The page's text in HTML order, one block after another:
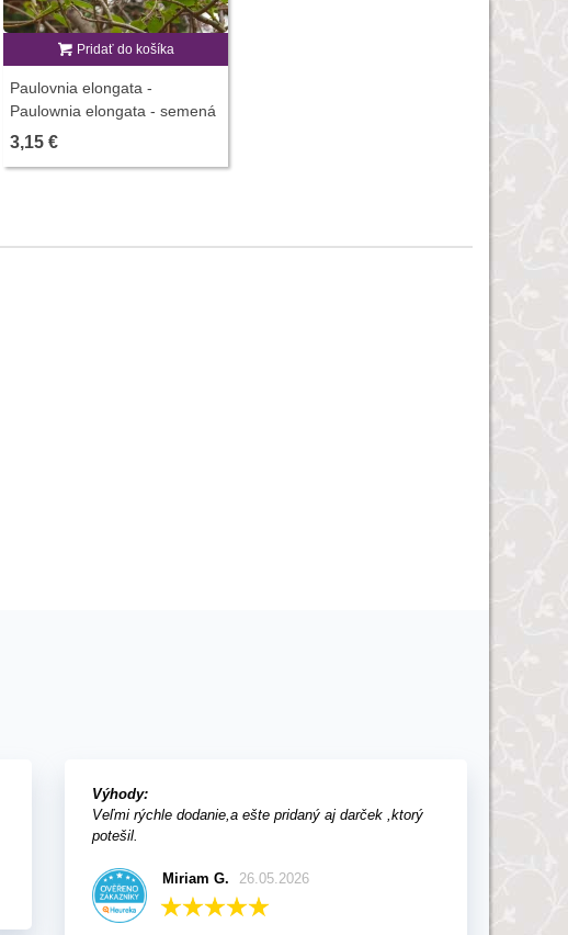
Pridať do košíka
Paulovnia elongata -
Paulownia elongata - semená
- 15 ks
3,15 €
Výhody:
Veľmi rýchle dodanie,a ešte pridaný aj darček ,ktorý
potešil.
Miriam G. 26.05.2026